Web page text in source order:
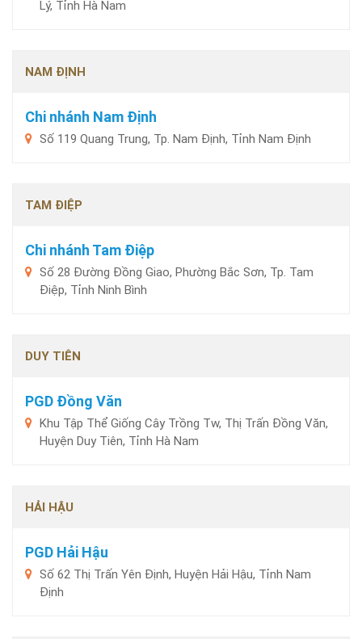
Lý, Tỉnh Hà Nam
NAM ĐỊNH
Chi nhánh Nam Định
Số 119 Quang Trung, Tp. Nam Định, Tỉnh Nam Định
TAM ĐIỆP
Chi nhánh Tam Điệp
Số 28 Đường Đồng Giao, Phường Bắc Sơn, Tp. Tam
Điệp, Tỉnh Ninh Bình
DUY TIÊN
PGD Đồng Văn
Khu Tập Thể Giống Cây Trồng Tw, Thị Trấn Đồng Văn,
Huyện Duy Tiên, Tỉnh Hà Nam
HẢI HẬU
PGD Hải Hậu
Số 62 Thị Trấn Yên Định, Huyện Hải Hậu, Tỉnh Nam
Định